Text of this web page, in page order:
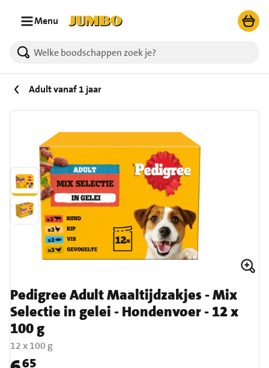
Menu
Adult vanaf 1 jaar
Pedigree Adult Maaltijdzakjes - Mix
Selectie in gelei - Hondenvoer - 12 x
100 g
12 x 100 g
Prijs: € 6,65
65